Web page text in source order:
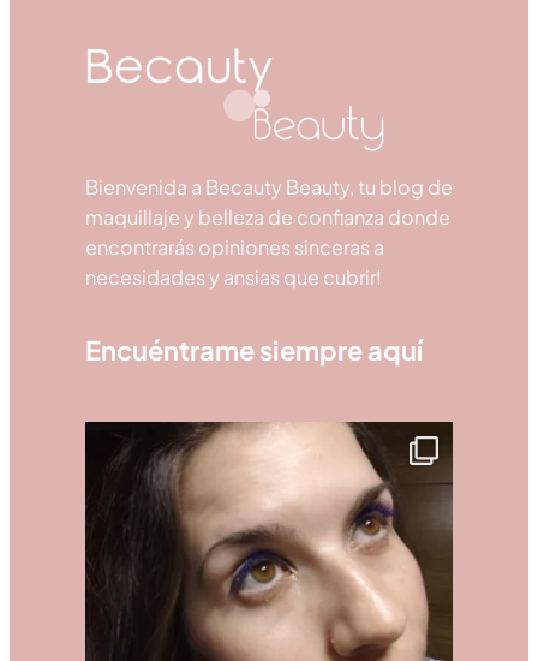
Bienvenida a Becauty Beauty, tu blog de
maquillaje y belleza de confianza donde
encontrarás opiniones sinceras a
necesidades y ansias que cubrir!
Encuéntrame siempre aquí